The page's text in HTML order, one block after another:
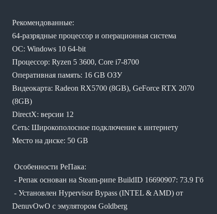
Рекомендованные:
64-разрядные процессор и операционная система
ОС: Windows 10 64-bit
Процессор: Ryzen 5 3600, Core i7-8700
Оперативная память: 16 GB ОЗУ
Видеокарта: Radeon RX5700 (8GB), GeForce RTX 2070
(8GB)
DirectX: версии 12
Сеть: Широкополосное подключение к интернету
Место на диске: 50 GB
Особенности РеПака:
- Репак основан на Steam-рипе BuildID 16690907: 73.9 Гб
- Установлен Hypervisor Bypass (INTEL & AMD) от
DenuvOwO с эмулятором Goldberg